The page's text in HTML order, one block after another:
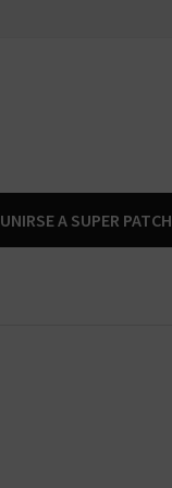
UNIRSE A SUPER PATCH